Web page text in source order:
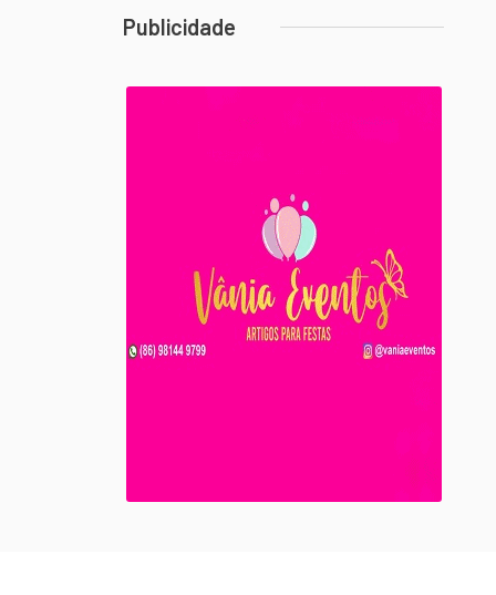
Publicidade